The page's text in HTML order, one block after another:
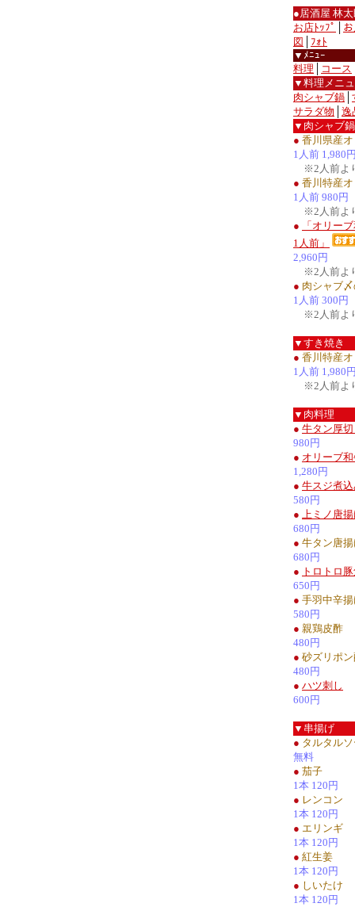
●居酒屋 林
お店ﾄｯﾌﾟ
図
ﾌｫﾄ
▼ﾒﾆｭｰ
料理
コース
▼料理メニ
肉シャブ鍋
サラダ物
逸
▼肉シャブ鍋
● 香川県産
1人前 1,980
※2人前よ
● 香川特産
1人前 980円
※2人前よ
●
「オリー
1人前」
2,960円
※2人前よ
● 肉シャブ
1人前 300円
※2人前よ
▼すき焼き
● 香川特産
1人前 1,980
※2人前よ
▼肉料理
● 牛タン厚
980円
● オリーブ
1,280円
● 牛スジ煮
580円
● 上ミノ唐
680円
● 牛タン唐
680円
● トロトロ
650円
● 手羽中辛
580円
● 親鶏皮酢
480円
● 砂ズリポ
480円
● ハツ刺し
600円
▼串揚げ
● タルタル
無料
● 茄子
1本 120円
● レンコン
1本 120円
● エリンギ
1本 120円
● 紅生姜
1本 120円
● しいたけ
1本 120円